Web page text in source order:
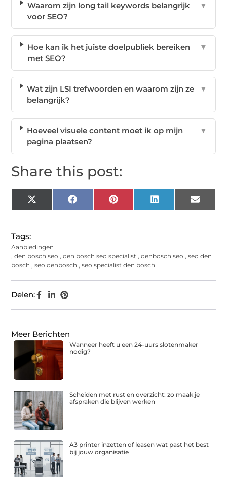
Waarom zijn long tail keywords belangrijk
voor SEO?
▼
Hoe kan ik het juiste doelpubliek bereiken
met SEO?
▼
Wat zijn LSI trefwoorden en waarom zijn ze
belangrijk?
▼
Hoeveel visuele content moet ik op mijn
pagina plaatsen?
▼
Share this post:
X
(Twitter)
Facebook Pinterest LinkedIn Email
Tags:
Aanbiedingen
,den bosch seo ,den bosch seo specialist ,denbosch seo ,seo den
bosch ,seo denbosch ,seo specialist den bosch
Delen:
Meer Berichten
Wanneer heeft u een 24-uurs slotenmaker
nodig?
Scheiden met rust en overzicht: zo maak je
afspraken die blijven werken
A3 printer inzetten of leasen wat past het best
bij jouw organisatie